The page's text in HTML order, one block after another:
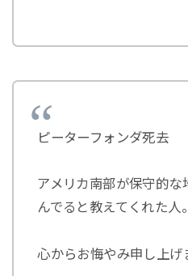
ピーターフォンダ死去
アメリカ南部が保守的な
んでると教えてくれた人。
心からお悔やみ申し上げ